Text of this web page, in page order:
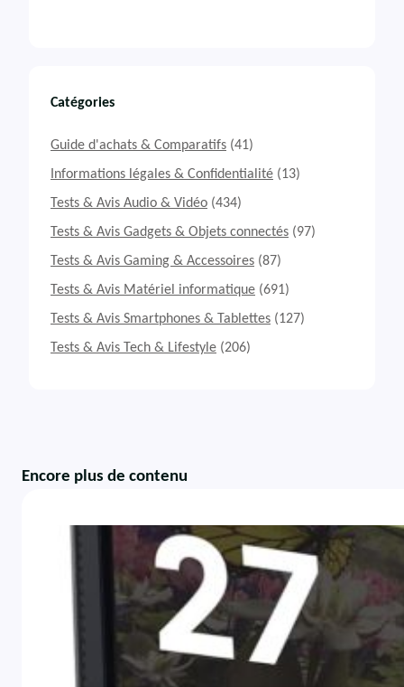
Catégories
Guide d'achats & Comparatifs (41)
Informations légales & Confidentialité (13)
Tests & Avis Audio & Vidéo (434)
Tests & Avis Gadgets & Objets connectés (97)
Tests & Avis Gaming & Accessoires (87)
Tests & Avis Matériel informatique (691)
Tests & Avis Smartphones & Tablettes (127)
Tests & Avis Tech & Lifestyle (206)
Encore plus de contenu